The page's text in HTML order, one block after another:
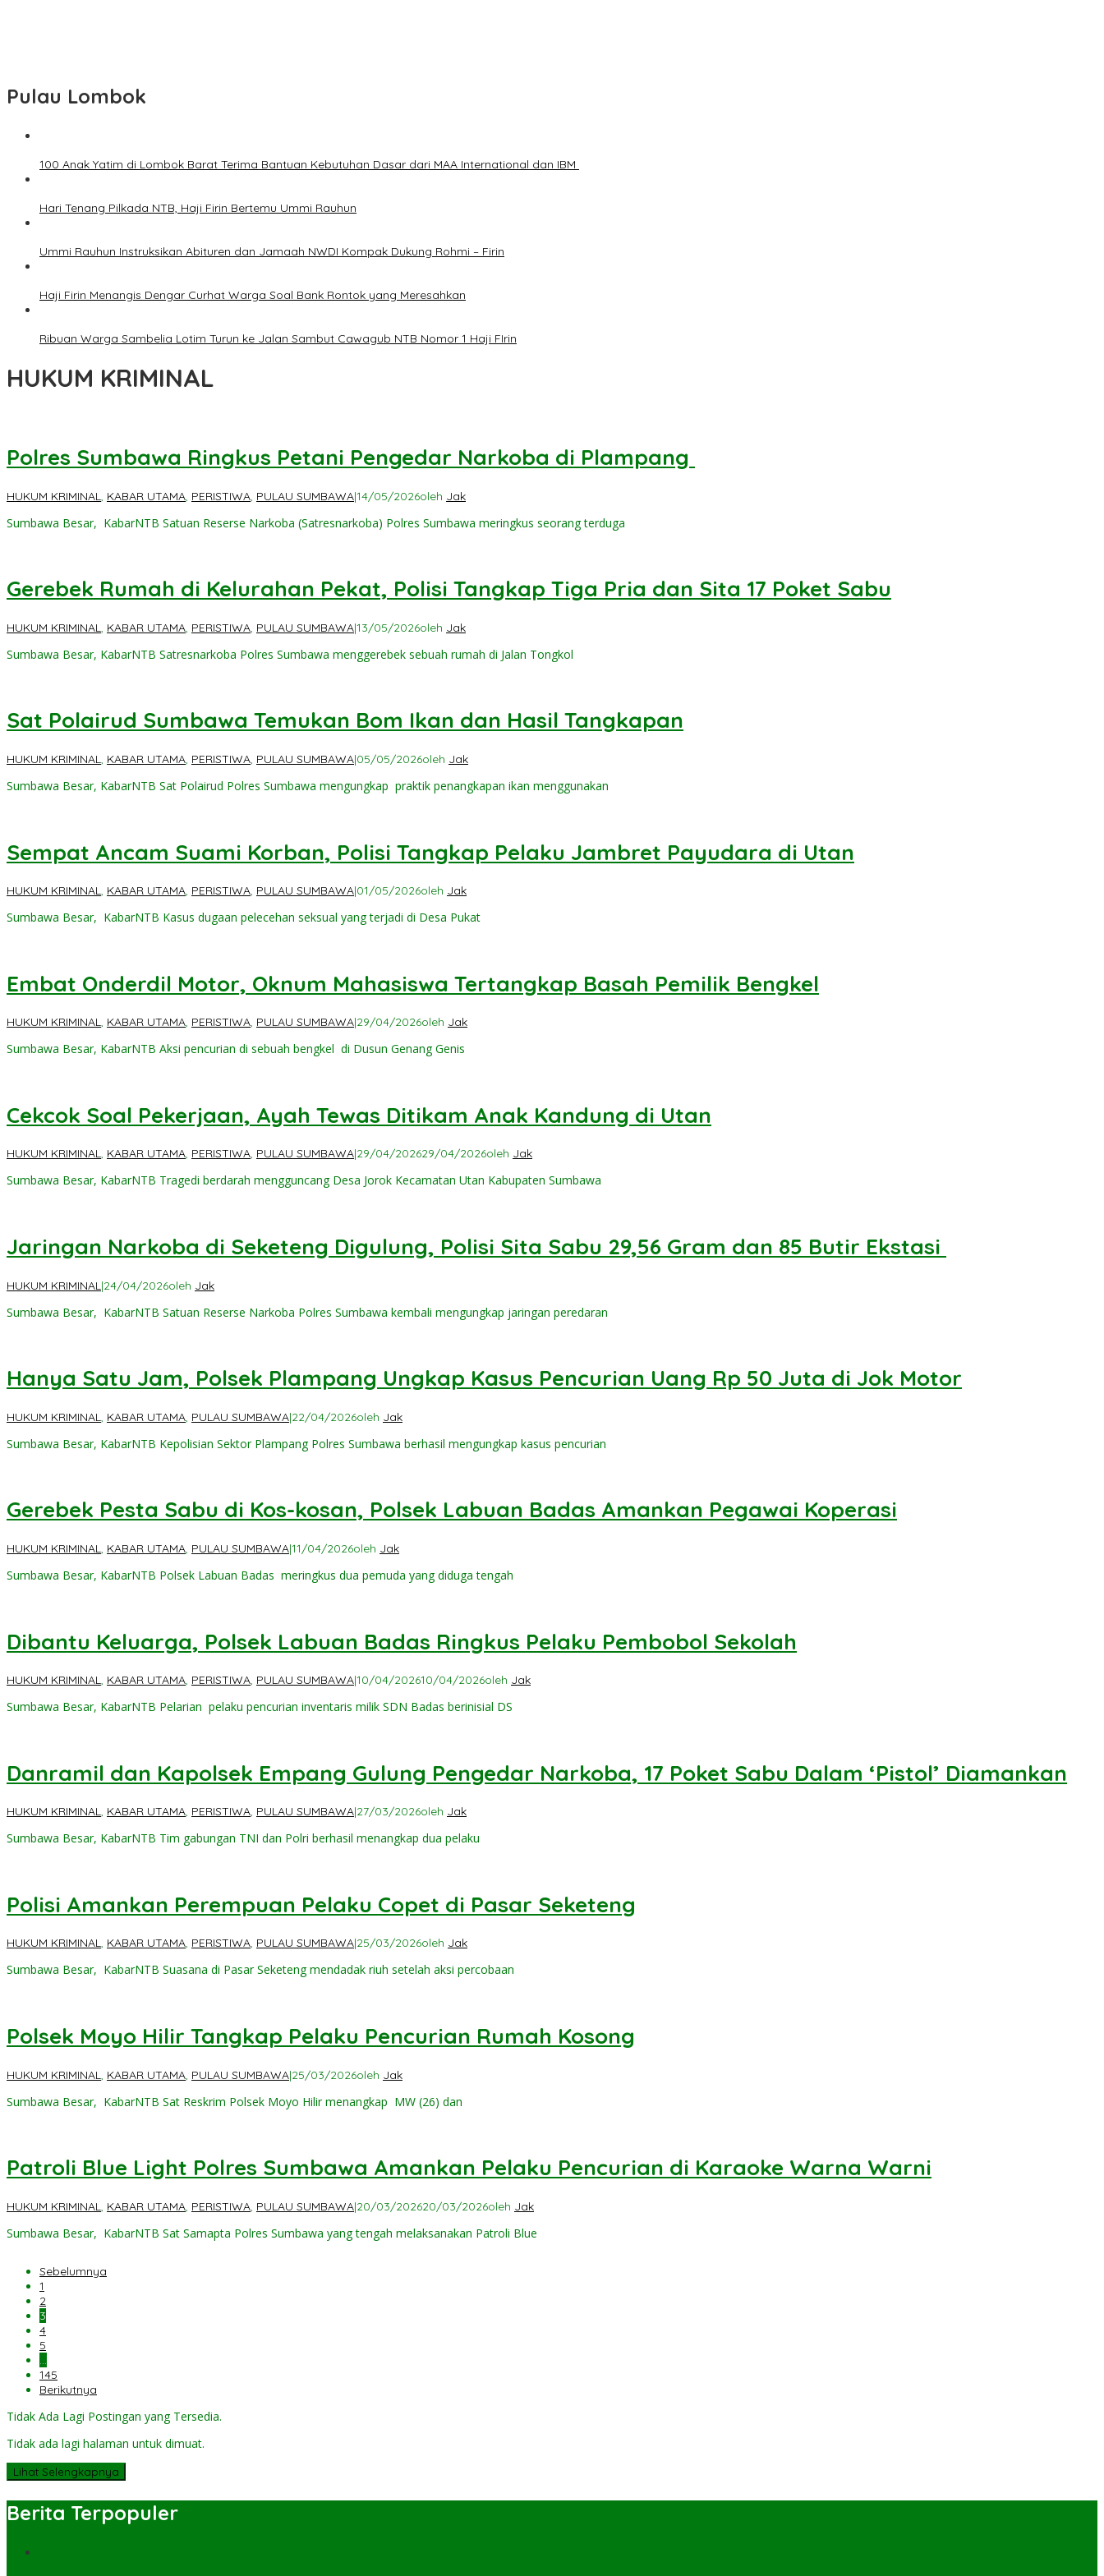
Pulau Lombok
100 Anak Yatim di Lombok Barat Terima Bantuan Kebutuhan Dasar dari MAA International dan IBM
Hari Tenang Pilkada NTB, Haji Firin Bertemu Ummi Rauhun
Ummi Rauhun Instruksikan Abituren dan Jamaah NWDI Kompak Dukung Rohmi – Firin
Haji Firin Menangis Dengar Curhat Warga Soal Bank Rontok yang Meresahkan
Ribuan Warga Sambelia Lotim Turun ke Jalan Sambut Cawagub NTB Nomor 1 Haji FIrin
HUKUM KRIMINAL
Polres Sumbawa Ringkus Petani Pengedar Narkoba di Plampang ‎
HUKUM KRIMINAL, KABAR UTAMA, PERISTIWA, PULAU SUMBAWA|14/05/2026oleh Jak
Sumbawa Besar, KabarNTB ‎Satuan Reserse Narkoba (Satresnarkoba) Polres Sumbawa meringkus seorang terduga
Gerebek Rumah di Kelurahan Pekat, Polisi Tangkap Tiga Pria dan Sita 17 Poket Sabu
HUKUM KRIMINAL, KABAR UTAMA, PERISTIWA, PULAU SUMBAWA|13/05/2026oleh Jak
Sumbawa Besar, KabarNTB Satresnarkoba Polres Sumbawa menggerebek sebuah rumah di Jalan Tongkol
Sat Polairud Sumbawa Temukan Bom Ikan dan Hasil Tangkapan
HUKUM KRIMINAL, KABAR UTAMA, PERISTIWA, PULAU SUMBAWA|05/05/2026oleh Jak
Sumbawa Besar, KabarNTB Sat Polairud Polres Sumbawa mengungkap praktik penangkapan ikan menggunakan
Sempat Ancam Suami Korban, Polisi Tangkap Pelaku Jambret Payudara di Utan
HUKUM KRIMINAL, KABAR UTAMA, PERISTIWA, PULAU SUMBAWA|01/05/2026oleh Jak
Sumbawa Besar, KabarNTB ‎Kasus dugaan pelecehan seksual yang terjadi di Desa Pukat
Embat Onderdil Motor, Oknum Mahasiswa Tertangkap Basah Pemilik Bengkel
HUKUM KRIMINAL, KABAR UTAMA, PERISTIWA, PULAU SUMBAWA|29/04/2026oleh Jak
Sumbawa Besar, KabarNTB ‎Aksi pencurian di sebuah bengkel di Dusun Genang Genis
Cekcok Soal Pekerjaan, Ayah Tewas Ditikam Anak Kandung di Utan
HUKUM KRIMINAL, KABAR UTAMA, PERISTIWA, PULAU SUMBAWA|29/04/202629/04/2026oleh Jak
Sumbawa Besar, KabarNTB Tragedi berdarah mengguncang Desa Jorok Kecamatan Utan Kabupaten Sumbawa
Jaringan Narkoba di Seketeng Digulung, Polisi Sita Sabu 29,56 Gram dan 85 Butir Ekstasi ‎
HUKUM KRIMINAL|24/04/2026oleh Jak
Sumbawa Besar, KabarNTB Satuan Reserse Narkoba Polres Sumbawa kembali mengungkap jaringan peredaran
Hanya Satu Jam, Polsek Plampang Ungkap Kasus Pencurian Uang Rp 50 Juta di Jok Motor
HUKUM KRIMINAL, KABAR UTAMA, PULAU SUMBAWA|22/04/2026oleh Jak
Sumbawa Besar, KabarNTB ‎Kepolisian Sektor Plampang Polres Sumbawa berhasil mengungkap kasus pencurian
Gerebek Pesta Sabu di Kos-kosan, Polsek Labuan Badas Amankan Pegawai Koperasi
HUKUM KRIMINAL, KABAR UTAMA, PULAU SUMBAWA|11/04/2026oleh Jak
Sumbawa Besar, KabarNTB Polsek Labuan Badas meringkus dua ‎pemuda yang diduga tengah
Dibantu Keluarga, Polsek Labuan Badas Ringkus Pelaku Pembobol Sekolah
HUKUM KRIMINAL, KABAR UTAMA, PERISTIWA, PULAU SUMBAWA|10/04/202610/04/2026oleh Jak
Sumbawa Besar, KabarNTB Pelarian pelaku pencurian inventaris milik SDN Badas berinisial DS
Danramil dan Kapolsek Empang Gulung Pengedar Narkoba, 17 Poket Sabu Dalam ‘Pistol’ Diamankan
HUKUM KRIMINAL, KABAR UTAMA, PERISTIWA, PULAU SUMBAWA|27/03/2026oleh Jak
Sumbawa Besar, KabarNTB ‎Tim gabungan TNI dan Polri berhasil menangkap dua pelaku
Polisi Amankan Perempuan Pelaku Copet di Pasar Seketeng
HUKUM KRIMINAL, KABAR UTAMA, PERISTIWA, PULAU SUMBAWA|25/03/2026oleh Jak
Sumbawa Besar, KabarNTB ‎Suasana di Pasar Seketeng mendadak riuh setelah aksi percobaan
Polsek Moyo Hilir Tangkap Pelaku Pencurian Rumah Kosong
HUKUM KRIMINAL KABAR UTAMA PULAU SUMBAWA|25/03/2026oleh Jak
Sumbawa Besar, KabarNTB Sat Reskrim Polsek Moyo Hilir menangkap MW (26) dan
Patroli Blue Light Polres Sumbawa Amankan Pelaku Pencurian di Karaoke Warna Warni
HUKUM KRIMINAL, KABAR UTAMA, PERISTIWA, PULAU SUMBAWA|20/03/202620/03/2026oleh Jak
Sumbawa Besar, KabarNTB Sat Samapta Polres Sumbawa yang tengah melaksanakan Patroli Blue
Sebelumnya
1
2
3
4
5
…
145
Berikutnya
Tidak Ada Lagi Postingan yang Tersedia.
Tidak ada lagi halaman untuk dimuat.
Lihat Selengkapnya
Berita Terpopuler